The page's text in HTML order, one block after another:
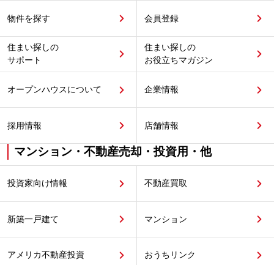
物件を探す 会員登録
住まい探しの
サポート
住まい探しの
お役立ちマガジン
オープンハウスについて 企業情報
採用情報 店舗情報
マンション・不動産売却・投資用・他
投資家向け情報 不動産買取
新築一戸建て マンション
アメリカ不動産投資 おうちリンク